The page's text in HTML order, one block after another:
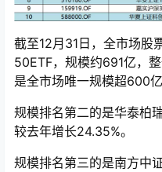
截至12月31日，全市场股
50ETF，规模约691亿，
是全市场唯一规模超600亿
规模排名第二的是华泰柏
较去年增长24.35%。
规模排名第三的是南方中